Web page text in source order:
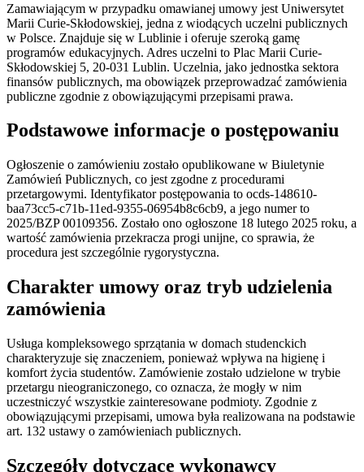
Zamawiającym w przypadku omawianej umowy jest Uniwersytet
Marii Curie-Skłodowskiej, jedna z wiodących uczelni publicznych
w Polsce. Znajduje się w Lublinie i oferuje szeroką gamę
programów edukacyjnych. Adres uczelni to Plac Marii Curie-
Skłodowskiej 5, 20-031 Lublin. Uczelnia, jako jednostka sektora
finansów publicznych, ma obowiązek przeprowadzać zamówienia
publiczne zgodnie z obowiązującymi przepisami prawa.
Podstawowe informacje o postępowaniu
Ogłoszenie o zamówieniu zostało opublikowane w Biuletynie
Zamówień Publicznych, co jest zgodne z procedurami
przetargowymi. Identyfikator postępowania to ocds-148610-
baa73cc5-c71b-11ed-9355-06954b8c6cb9, a jego numer to
2025/BZP 00109356. Zostało ono ogłoszone 18 lutego 2025 roku, a
wartość zamówienia przekracza progi unijne, co sprawia, że
procedura jest szczególnie rygorystyczna.
Charakter umowy oraz tryb udzielenia
zamówienia
Usługa kompleksowego sprzątania w domach studenckich
charakteryzuje się znaczeniem, ponieważ wpływa na higienę i
komfort życia studentów. Zamówienie zostało udzielone w trybie
przetargu nieograniczonego, co oznacza, że mogły w nim
uczestniczyć wszystkie zainteresowane podmioty. Zgodnie z
obowiązującymi przepisami, umowa była realizowana na podstawie
art. 132 ustawy o zamówieniach publicznych.
Szczegóły dotyczące wykonawcy